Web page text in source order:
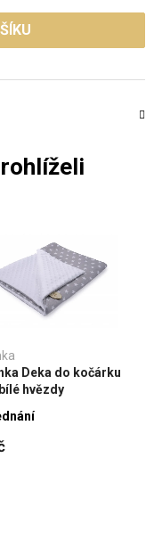
Deka do kočárku
hvězdy